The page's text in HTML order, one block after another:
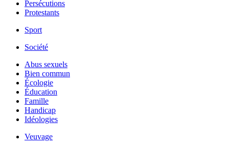
Persécutions
Protestants
Sport
Société
Abus sexuels
Bien commun
Écologie
Éducation
Famille
Handicap
Idéologies
Veuvage